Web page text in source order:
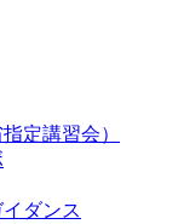
定講習会）
ダンス